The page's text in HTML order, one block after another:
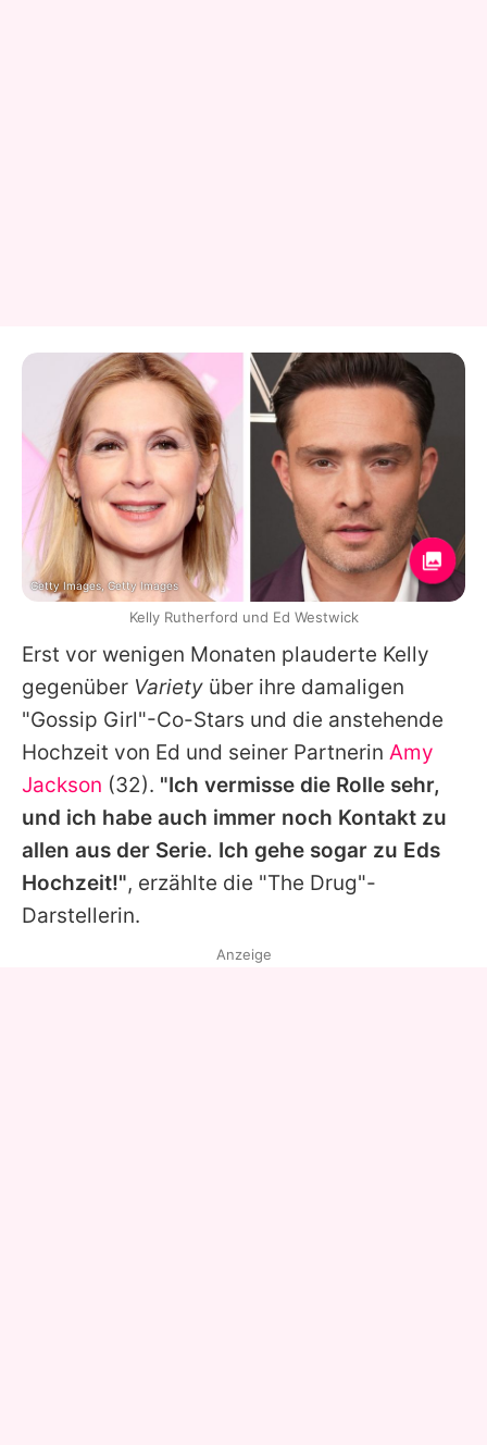
Erst vor wenigen Monaten plauderte Kelly
gegenüber Variety über ihre damaligen
"Gossip Girl"-Co-Stars und die anstehende
Hochzeit von Ed und seiner Partnerin Amy
Jackson (32). "Ich vermisse die Rolle sehr,
und ich habe auch immer noch Kontakt zu
allen aus der Serie. Ich gehe sogar zu Eds
Hochzeit!", erzählte die "The Drug"-
Darstellerin.
Getty Images, Getty Images
Kelly Rutherford und Ed Westwick
Anzeige